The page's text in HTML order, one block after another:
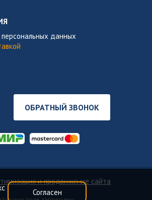
данных
ОБРАТНЫЙ ЗВОНОК
и продвижение сайта
Согласен